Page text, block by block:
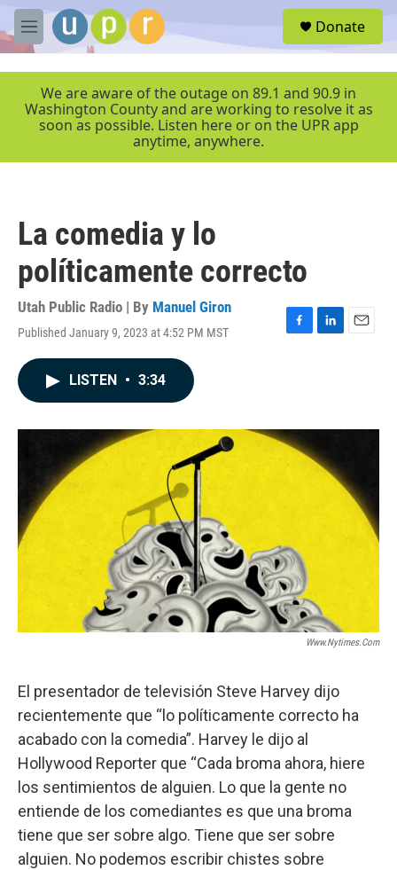
Skip to main content
M
e
r
Donate
We are aware of the outage on 89.1 and 90.9 in
Washington County and are working to resolve it as
soon as possible. Listen here or on the UPR app
anytime, anywhere.
La comedia y lo
políticamente correcto
Utah Public Radio | By Manuel Giron
Published January 9, 2023 at 4:52 PM MST
F
o
k
L
I
n
E
LISTEN • 3:34
Www.nytimes.com
El presentador de televisión Steve Harvey dijo
recientemente que “lo políticamente correcto ha
acabado con la comedia”. Harvey le dijo al
Hollywood Reporter que “Cada broma ahora, hiere
los sentimientos de alguien. Lo que la gente no
entiende de los comediantes es que una broma
tiene que ser sobre algo. Tiene que ser sobre
alguien. No podemos escribir chistes sobre